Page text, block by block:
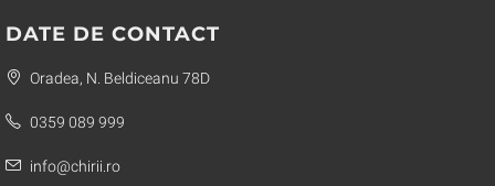
DATE DE CONTACT
Oradea, N. Beldiceanu 78D
0359 089 999
info@chirii.ro